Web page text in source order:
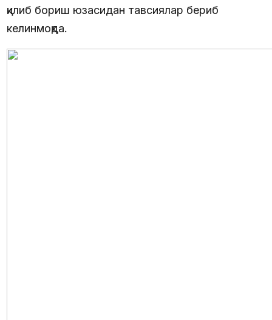
қилиб бориш юзасидан тавсиялар бериб
келинмоқда.